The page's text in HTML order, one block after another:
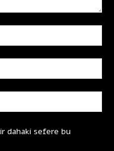
dahaki sefere bu